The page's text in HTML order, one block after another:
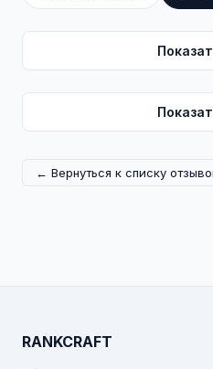
← Вернуться к списку
RANKCRAFT